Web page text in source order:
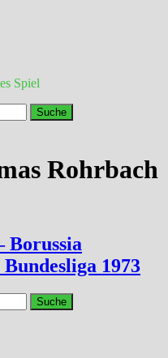
Spiel
Rohrbach
1973